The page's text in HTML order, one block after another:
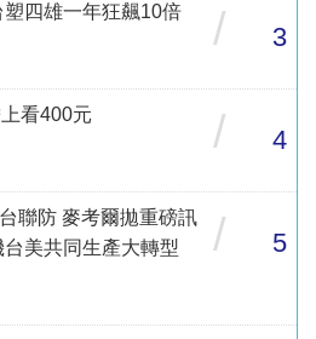
四雄一年狂飆10倍
/ 3
看400元
/ 4
聯防 麥考爾拋重磅訊
美共同生產大轉型
/ 5